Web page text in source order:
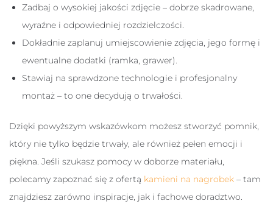
Zadbaj o wysokiej jakości zdjęcie – dobrze skadrowane,
wyraźne i odpowiedniej rozdzielczości.
Dokładnie zaplanuj umiejscowienie zdjęcia, jego formę i
ewentualne dodatki (ramka, grawer).
Stawiaj na sprawdzone technologie i profesjonalny
montaż – to one decydują o trwałości.
Dzięki powyższym wskazówkom możesz stworzyć pomnik,
który nie tylko będzie trwały, ale również pełen emocji i
piękna. Jeśli szukasz pomocy w doborze materiału,
polecamy zapoznać się z ofertą kamieni na nagrobek – tam
znajdziesz zarówno inspiracje, jak i fachowe doradztwo.